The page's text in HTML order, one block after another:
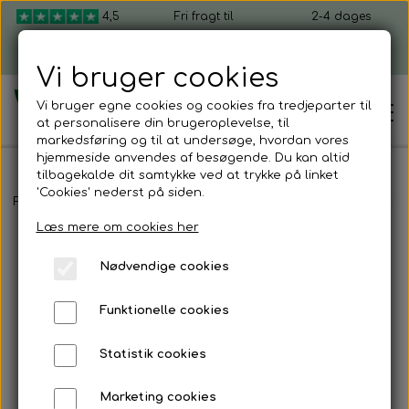
4,5
Fri fragt til
2-4 dages
levering, fra 49 kr.
Shop mikrogrønt
Dyrk selv mikrogrønt
Mikrogrønt startpakker
Mikrogrønt frø
Kom i gang
Sådan dyrker du mikrogrønt
Forside Shop mikrogrønt
Vi bruger cookies
Vi bruger egne cookies og cookies fra tredjeparter til
at personalisere din brugeroplevelse, til
markedsføring og til at undersøge, hvordan vores
hjemmeside anvendes af besøgende. Du kan altid
tilbagekalde dit samtykke ved at trykke på linket
'Cookies' nederst på siden.
Læs mere om cookies her
Nødvendige cookies
Funktionelle cookies
Statistik cookies
Marketing cookies